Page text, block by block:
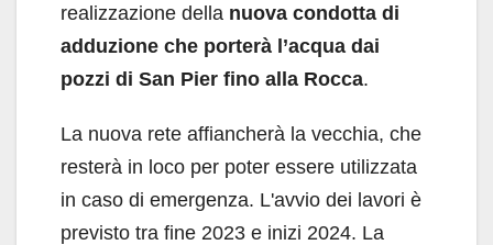
realizzazione della nuova condotta di
adduzione che porterà l’acqua dai
pozzi di San Pier fino alla Rocca.
La nuova rete affiancherà la vecchia, che
resterà in loco per poter essere utilizzata
in caso di emergenza. L'avvio dei lavori è
previsto tra fine 2023 e inizi 2024. La